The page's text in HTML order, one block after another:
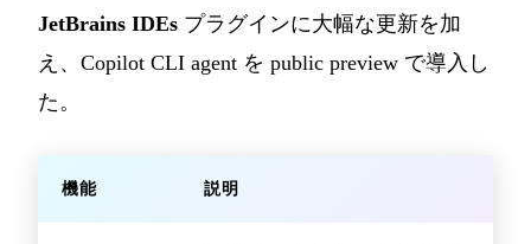
JetBrains IDEs プラグインに大幅な更新を加
え、Copilot CLI agent を public preview で導入し
た。
機能 説明